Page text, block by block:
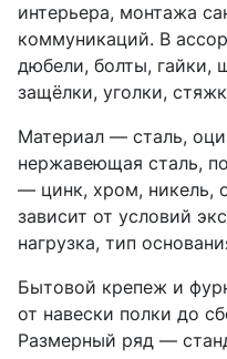
интерьера, монтажа
коммуникаций. В
дюбели, болты, гайки,
защёлки, уголки,
Материал — сталь,
нержавеющая сталь,
— цинк, хром, никель,
зависит от условий
нагрузка, тип
Бытовой крепеж и
от навески полки до
Размерный ряд —